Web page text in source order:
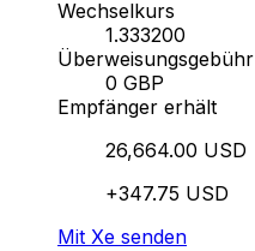
Wechselkurs
1.333200
Überweisungsgebühr
0 GBP
Empfänger erhält
26,664.00 USD
+347.75 USD
Mit Xe senden